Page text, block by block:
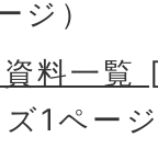
ジ）
資料一
1ページ